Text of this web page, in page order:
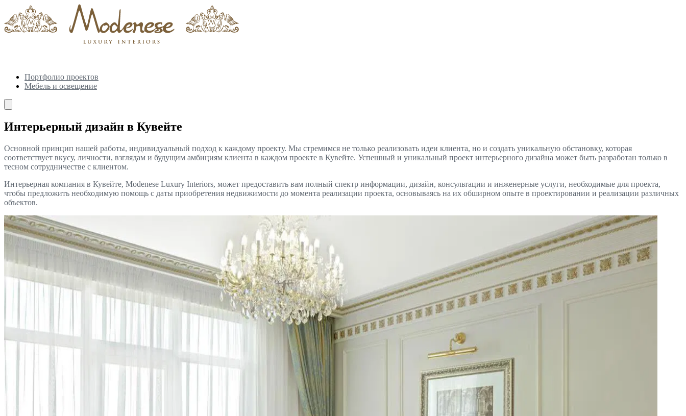
Портфолио проектов
Мебель и освещение
Интерьерный дизайн в Кувейте
Основной принцип нашей работы, индивидуальный подход к каждому проекту. Мы стремимся не только реализовать идеи клиента, но и создать уникальную обстановку, которая
соответствует вкусу, личности, взглядам и будущим амбициям клиента в каждом проекте в Кувейте. Успешный и уникальный проект интерьерного дизайна может быть разработан только в
тесном сотрудничестве с клиентом.
Интерьерная компания в Кувейте, Modenese Luxury Interiors, может предоставить вам полный спектр информации, дизайн, консультации и инженерные услуги, необходимые для проекта,
чтобы предложить необходимую помощь с даты приобретения недвижимости до момента реализации проекта, основываясь на их обширном опыте в проектировании и реализации различных
объектов.